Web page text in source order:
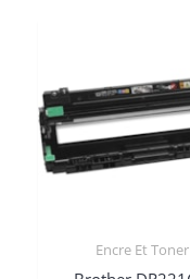
Encre Et Toner